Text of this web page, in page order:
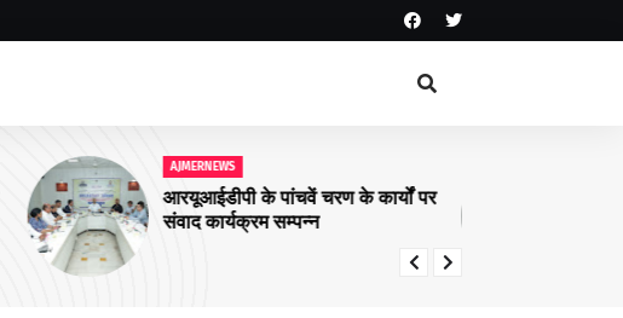
AJMERNEWS
आरयूआईडीपी के पांचवें चरण के कार्यों पर
संवाद कार्यक्रम सम्पन्न